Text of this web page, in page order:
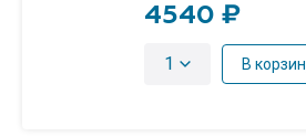
4540 ₽
1 В